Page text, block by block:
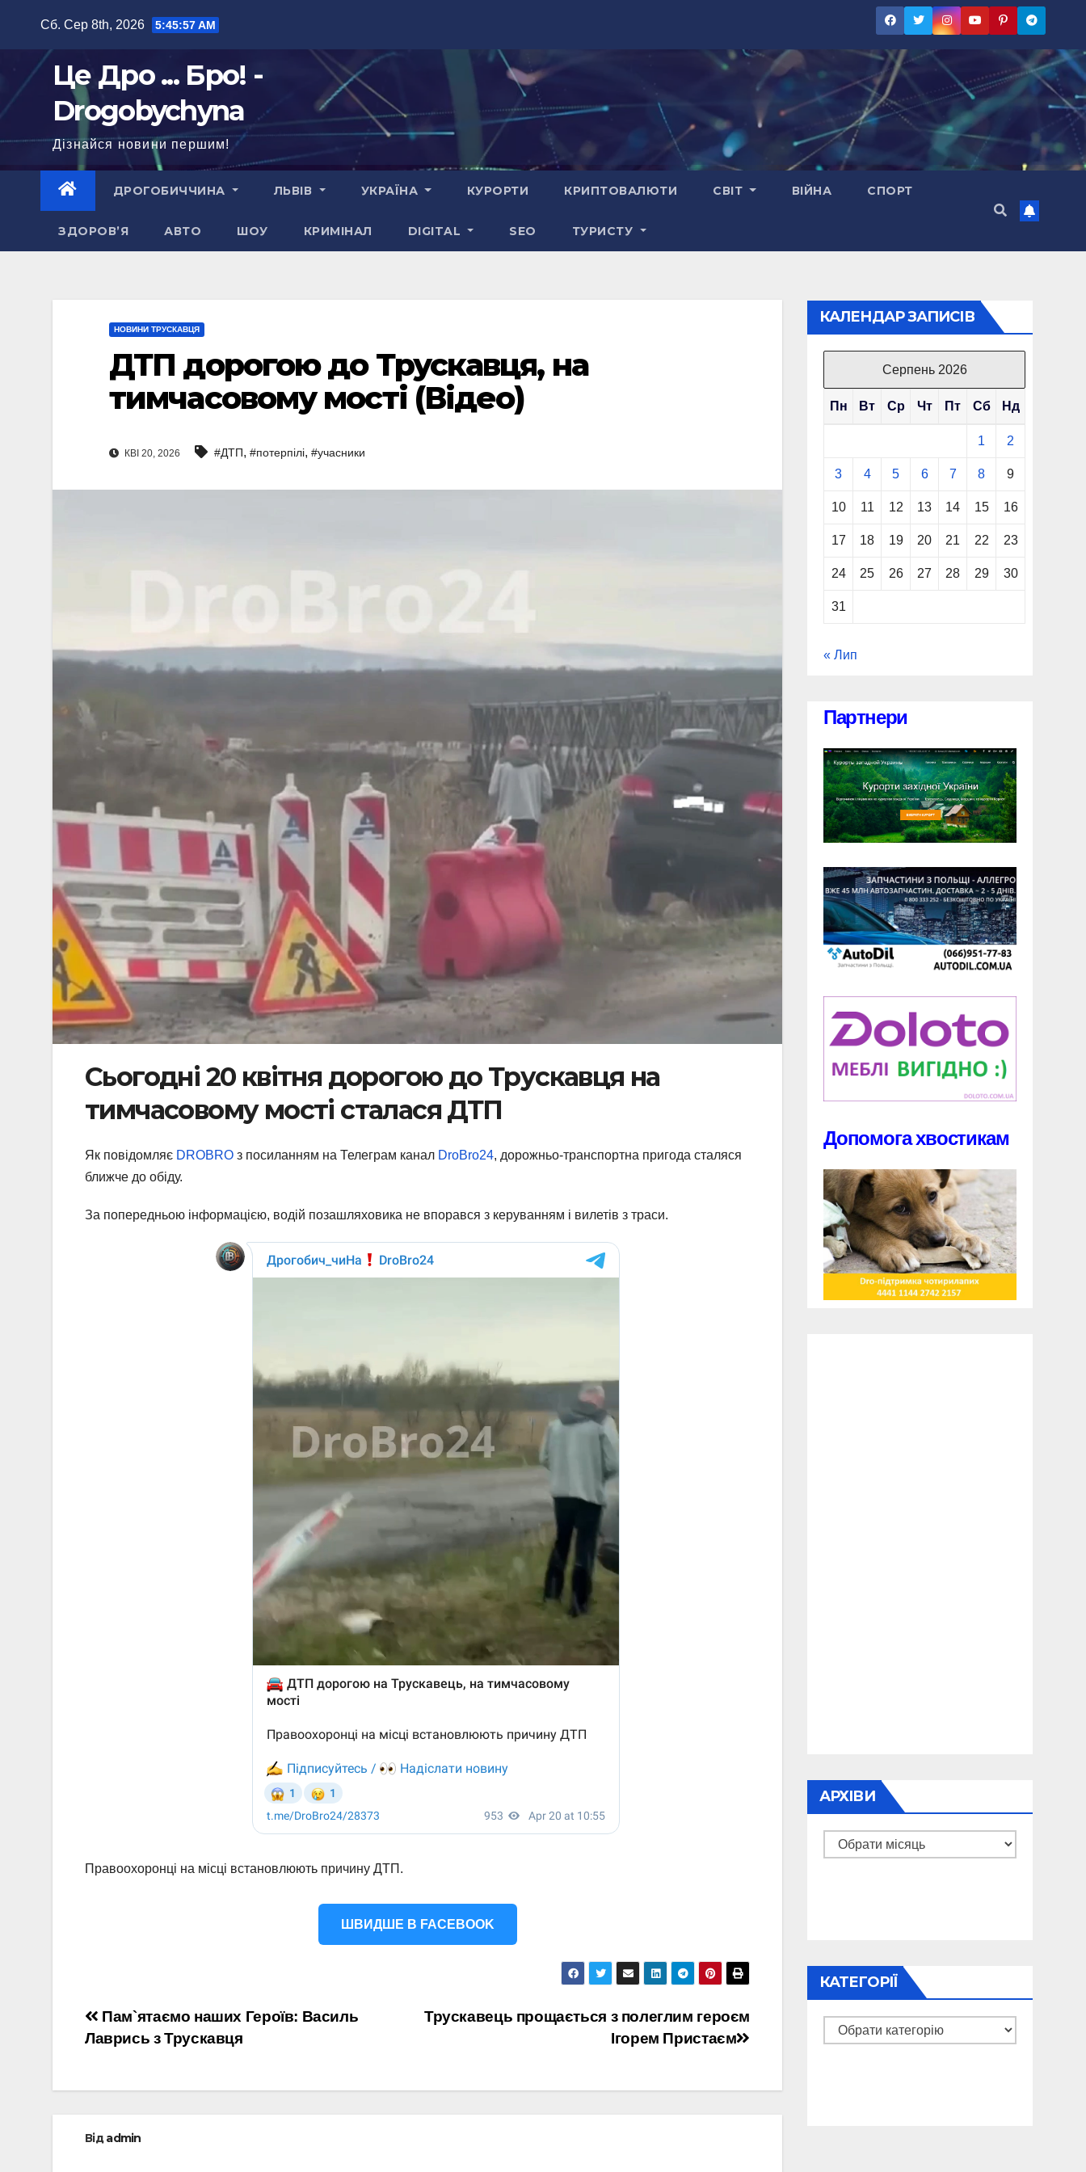
Сб. Сер 8th, 2026 5:45:59 AM
Це Дро ... Бро! -
Drogobychyna
Дізнайся новини першим!
ДРОГОБИЧЧИНА ЛЬВІВ УКРАЇНА КУРОРТИ КРИПТОВАЛЮТИ СВІТ ВІЙНА СПОРТ
ЗДОРОВ’Я АВТО ШОУ КРИМІНАЛ DIGITAL SEO ТУРИСТУ
НОВИНИ ТРУСКАВЦЯ
ДТП дорогою до Трускавця, на
тимчасовому мості (Відео)
КВІ 20, 2026 #ДТП, #потерпілі, #учасники
Сьогодні 20 квітня дорогою до Трускавця на
тимчасовому мості сталася ДТП
Як повідомляє DROBRO з посиланням на Телеграм канал DroBro24, дорожньо-транспортна пригода сталяся
ближче до обіду.
За попередньою інформацією, водій позашляховика не впорався з керуванням і вилетів з траси.
Правоохоронці на місці встановлюють причину ДТП.
ШВИДШЕ В FACEBOOK
Навігація
записів
Трускавець прощається з полеглим героєм
Ігорем Пристаєм
Пам`ятаємо наших Героїв: Василь
Лаврись з Трускавця
Відadmin
КАЛЕНДАР ЗАПИСІВ
Серпень 2026
Пн Вт Ср Чт Пт Сб Нд
1 2
3 4 5 6 7 8 9
10 11 12 13 14 15 16
17 18 19 20 21 22 23
24 25 26 27 28 29 30
31
« Лип
Партнери
Допомога хвостикам
АРХІВИ
Архіви
КАТЕГОРІЇ
Категорії